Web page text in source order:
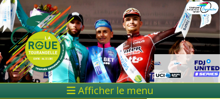
Afficher le menu